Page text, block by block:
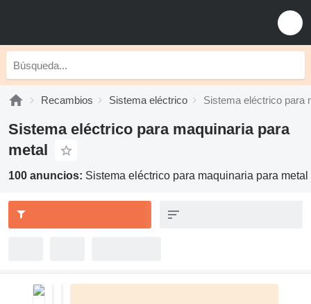
Recambios Sistema eléctrico Sistema eléctrico para
Sistema eléctrico para maquinaria para
metal
100 anuncios: Sistema eléctrico para maquinaria para metal